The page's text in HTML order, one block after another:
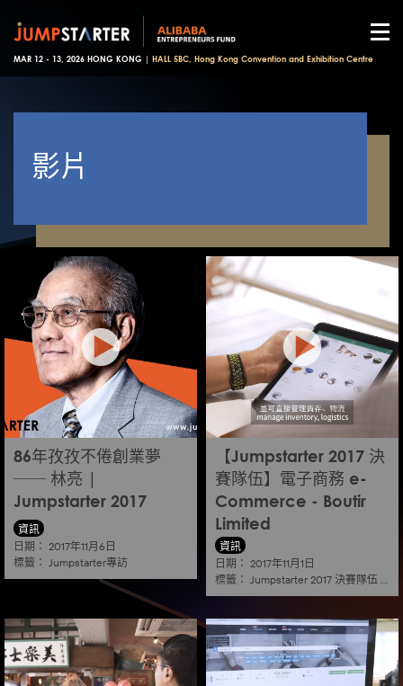
MAR 12 - 13, 2026 HONG KONG | HALL 5BC, Hong Kong Convention and Exhibition Centre
影片
86年孜孜不倦創業夢
── 林亮 |
Jumpstarter 2017
資訊
日期： 2017年11月6日
標籤： Jumpstarter專訪
【Jumpstarter 2017 決
賽隊伍】電子商務 e-
Commerce - Boutir
Limited
資訊
日期： 2017年11月1日
標籤： Jumpstarter 2017 決賽隊伍